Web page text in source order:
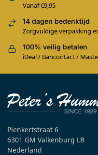
Vanaf €9,95
14 dagen bedenktijd
Zorgvuldige verpakking
100% veilig betalen
iDeal / Bancontact /
Plenkertstraat 6
6301 GM Valkenburg LB
Nederland